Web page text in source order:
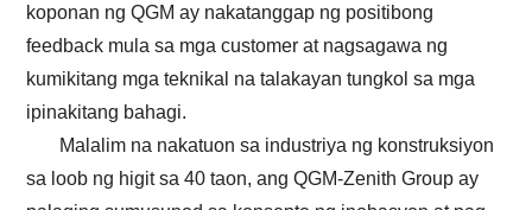
koponan ng QGM ay nakatanggap ng positibong
feedback mula sa mga customer at nagsagawa ng
kumikitang mga teknikal na talakayan tungkol sa mga
ipinakitang bahagi.
Malalim na nakatuon sa industriya ng konstruksiyon
sa loob ng higit sa 40 taon, ang QGM-Zenith Group ay